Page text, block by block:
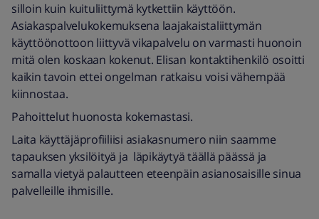
silloin kuin kuituliittymä kytkettiin käyttöön.
Asiakaspalvelukokemuksena laajakaistaliittymän
käyttöönottoon liittyvä vikapalvelu on varmasti huonoin
mitä olen koskaan kokenut. Elisan kontaktihenkilö osoitti
kaikin tavoin ettei ongelman ratkaisu voisi vähempää
kiinnostaa.
Pahoittelut huonosta kokemastasi.
Laita käyttäjäprofiiliisi asiakasnumero niin saamme
tapauksen yksilöityä ja läpikäytyä täällä päässä ja
samalla vietyä palautteen eteenpäin asianosaisille sinua
palvelleille ihmisille.